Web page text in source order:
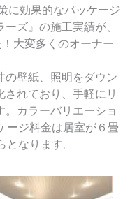
に効果的なパッケージ
ズ』の施工実績が、
大変多くのオーナー
壁紙、照明をダウン
されており、手軽にリ
。カラーバリエーショ
ージ料金は居室が６畳
なります。